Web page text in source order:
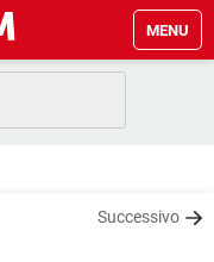
MENU
Successivo